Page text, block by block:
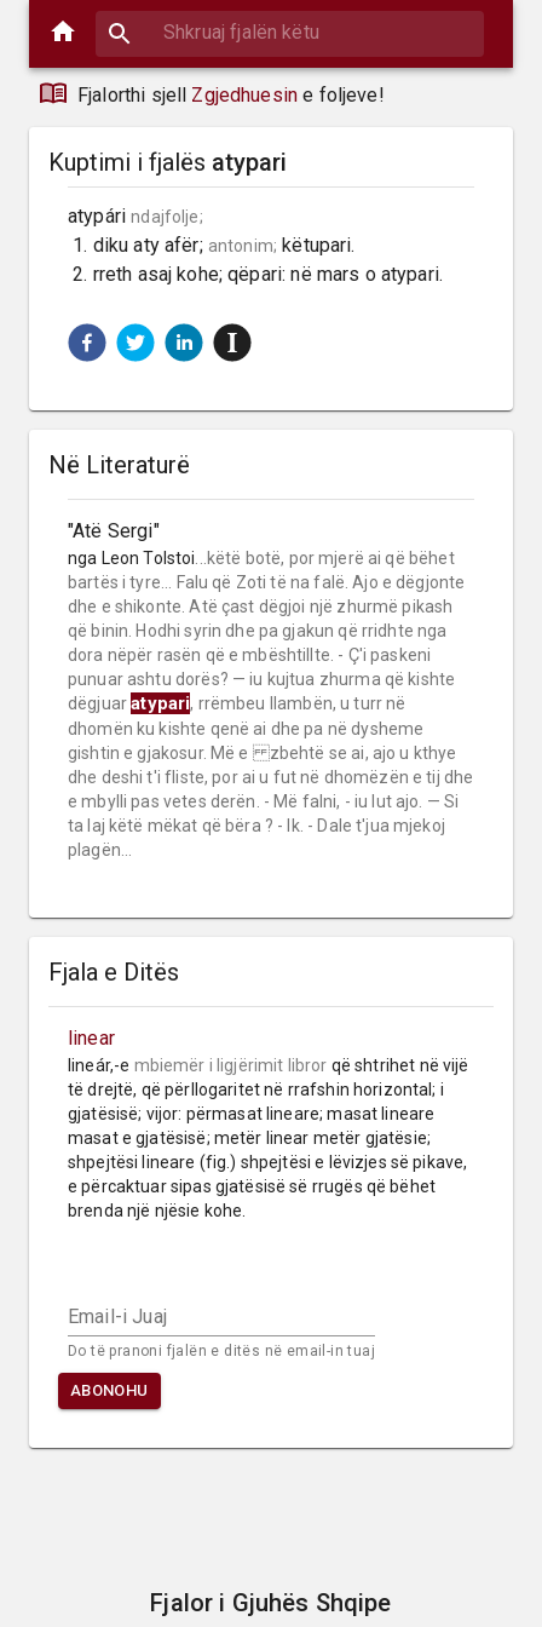
Fjalorthi sjell Zgjedhuesin e foljeve!
Kuptimi i fjalës atypari
atypári ndajfolje;
1. diku aty afër; antonim; këtupari.
2. rreth asaj kohe; qëpari: në mars o atypari.
Në Literaturë
"Atë Sergi"
nga Leon Tolstoi ...këtë botë, por mjerë ai që bëhet
bartës i tyre... Falu që Zoti të na falë. Ajo e dëgjonte
dhe e shikonte. Atë çast dëgjoi një zhurmë pikash
që binin. Hodhi syrin dhe pa gjakun që rridhte nga
dora nëpër rasën që e mbështillte. - Ç'i paskeni
punuar ashtu dorës? — iu kujtua zhurma që kishte
dëgjuaratypari, rrëmbeu llambën, u turr në
dhomën ku kishte qenë ai dhe pa në dysheme
gishtin e gjakosur. Më e zbehtë se ai, ajo u kthye
dhe deshi t'i fliste, por ai u fut në dhomëzën e tij dhe
e mbylli pas vetes derën. - Më falni, - iu lut ajo. — Si
ta laj këtë mëkat që bëra ? - Ik. - Dale t'jua mjekoj
plagën...
Fjala e Ditës
linear
lineár,-e mbiemër i ligjërimit libror që shtrihet në vijë
të drejtë, që përllogaritet në rrafshin horizontal; i
gjatësisë; vijor: përmasat lineare; masat lineare
masat e gjatësisë; metër linear metër gjatësie;
shpejtësi lineare (fig.) shpejtësi e lëvizjes së pikave,
e përcaktuar sipas gjatësisë së rrugës që bëhet
brenda një njësie kohe.
Email-i Juaj
Do të pranoni fjalën e ditës në email-in tuaj
ABONOHU
Fjalor i Gjuhës Shqipe